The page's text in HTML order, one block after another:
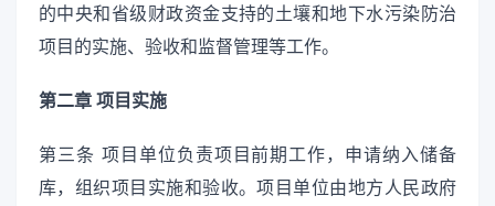
的中央和省级财政资金支持的土壤和地下水污染防治
项目的实施、验收和监督管理等工作。
第二章 项目实施
第三条 项目单位负责项目前期工作，申请纳入储备
库，组织项目实施和验收。项目单位由地方人民政府